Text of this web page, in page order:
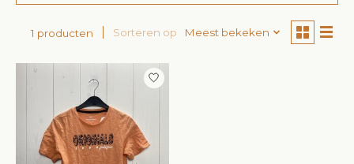
1 producten Sorteren op Meest bekeken